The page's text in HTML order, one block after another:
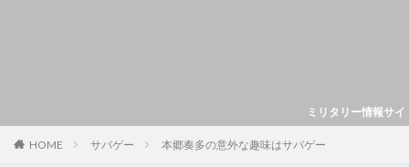
ミリタリー情報サイト「ミリレポ
HOME サバゲー 本郷奏多の意外な趣味はサバゲー